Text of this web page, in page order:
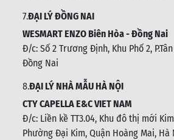
7.ĐẠI LÝ ĐỒNG NAI
WESMART ENZO Biên Hòa - Đồng Nai
Đ/c: Số 2 Trương Định, Khu Phố 2,
Đồng Nai
8.ĐẠI LÝ NHÀ MẪU HÀ NỘI
CTY CAPELLA E&C VIET NAM
Đ/c: Liền kề TT3.04, Khu đô thị mới
Phường Đại Kim, Quận Hoàng Mai, Hà